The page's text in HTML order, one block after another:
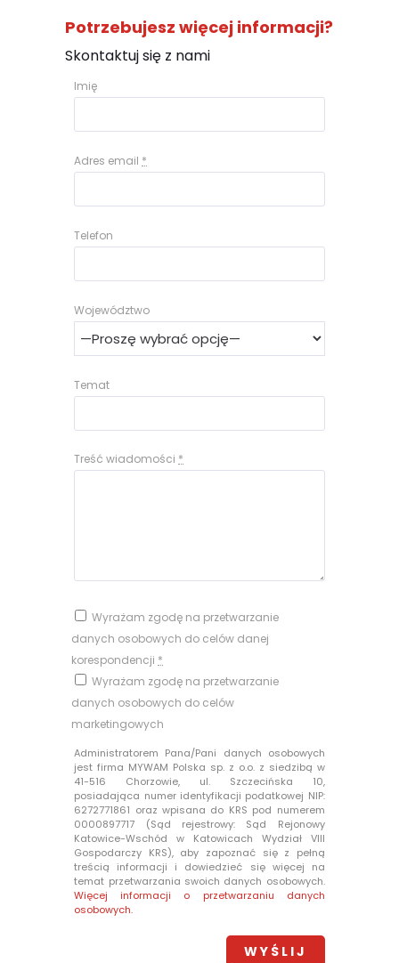
Potrzebujesz więcej informacji?
Skontaktuj się z nami
Imię
Adres email *
Telefon
Województwo
Temat
Treść wiadomości *
Wyrażam zgodę na przetwarzanie
danych osobowych do celów danej
korespondencji *
Wyrażam zgodę na przetwarzanie
danych osobowych do celów
marketingowych
Administratorem Pana/Pani danych osobowych
jest firma MYWAM Polska sp. z o.o. z siedzibą w
41-516 Chorzowie, ul. Szczecińska 10,
posiadająca numer identyfikacji podatkowej NIP:
6272771861 oraz wpisana do KRS pod numerem
0000897717 (Sąd rejestrowy: Sąd Rejonowy
Katowice-Wschód w Katowicach Wydział VIII
Gospodarczy KRS), aby zapoznać się z pełną
treścią informacji i dowiedzieć się więcej na
temat przetwarzania swoich danych osobowych.
Więcej informacji o przetwarzaniu danych
osobowych.